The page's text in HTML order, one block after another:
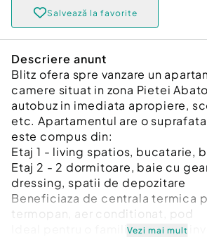
Salvează la favorite
Descriere anunt
Blitz ofera spre vanzare un
camere situat in zona Pietei
autobuz in imediata apropiere,
etc. Apartamentul are o
este compus din:
Etaj 1 - living spatios, bucatarie,
Etaj 2 - 2 dormitoare, baie cu
dressing, spatii de depozitare
Beneficiaza de centrala termica
termopan, aer conditionat, pod
Ideal pentru o familie sau ca si
Vezi mai mult